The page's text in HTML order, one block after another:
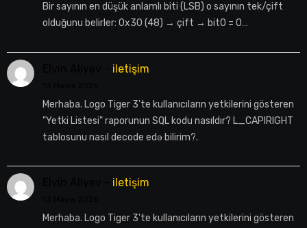
Bir sayının en düşük anlamlı biti (LSB) o sayının tek/çift
olduğunu belirler: 0x30 (48) → çift → bit0 = 0…
iletişim
Merhaba. Logo Tiger 3'te kullanıcıların yetkilerini gösteren
"Yetki Listesi" raporunun SQL kodu nasıldır? L_CAPIRIGHT
tablosunu nasıl decode edə bilirim?.
iletişim
Merhaba. Logo Tiger 3'te kullanıcıların yetkilerini gösteren